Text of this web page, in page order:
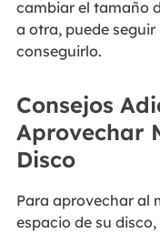
cambiar el tamaño
a otra, puede
conseguirlo.
Consejos
Aprovechar
Disco
Para aprovechar al
espacio de su